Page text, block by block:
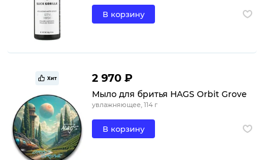
В корзину
Хит 2 970 ₽
Мыло для бритья HAGS Orbit Grove
увлажняющее, 114 г
В корзину